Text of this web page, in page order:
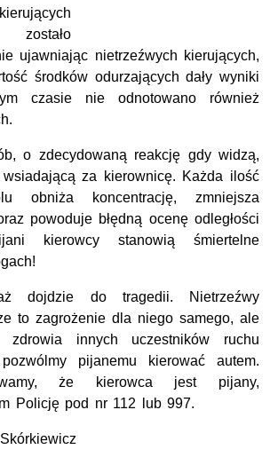
zostało
ujawniając nietrzeźwych kierujących,
środków odurzających dały wyniki
czasie nie odnotowano również
o zdecydowaną reakcję gdy widzą,
za kierownicę. Każda ilość
obniża koncentrację, zmniejsza
powoduje błędną ocenę odległości
kierowcy stanowią śmiertelne
dojdzie do tragedii. Nietrzeźwy
to zagrożenie dla niego samego, ale
innych uczestników ruchu
pijanemu kierować autem.
że kierowca jest pijany,
Policję pod nr 112 lub 997.